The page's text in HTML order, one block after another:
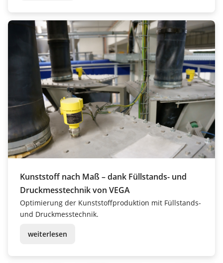
Kunststoff nach Maß – dank Füllstands- und
Druckmesstechnik von VEGA
Optimierung der Kunststoffproduktion mit Füllstands-
und Druckmesstechnik.
weiterlesen